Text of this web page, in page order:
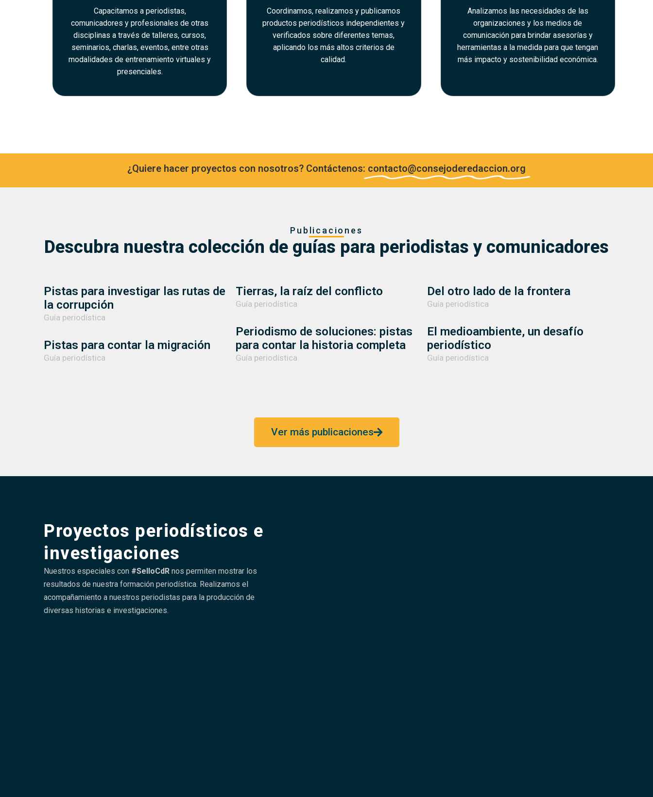
Capacitamos a periodistas,
comunicadores y profesionales de otras
disciplinas a través de talleres, cursos,
seminarios, charlas, eventos, entre otras
modalidades de entrenamiento virtuales y
presenciales.
Coordinamos, realizamos y publicamos
productos periodísticos independientes y
verificados sobre diferentes temas,
aplicando los más altos criterios de
calidad.
Analizamos las necesidades de las
organizaciones y los medios de
comunicación para brindar asesorías y
herramientas a la medida para que tengan
más impacto y sostenibilidad económica.
¿Quiere hacer proyectos con nosotros? Contáctenos: contacto@consejoderedaccion.org
Publicaciones
Descubra nuestra colección de guías para periodistas y comunicadores
Pistas para investigar las rutas de
la corrupción
Guía periodística
Pistas para contar la migración
Guía periodística
Tierras, la raíz del conflicto
Guía periodística
Periodismo de soluciones: pistas
para contar la historia completa
Guía periodística
Del otro lado de la frontera
Guía periodística
El medioambiente, un desafío
periodístico
Guía periodística
Ver más publicaciones
Proyectos periodísticos e
investigaciones
Nuestros especiales con #SelloCdR nos permiten mostrar los
resultados de nuestra formación periodística. Realizamos el
acompañamiento a nuestros periodistas para la producción de
diversas historias e investigaciones.